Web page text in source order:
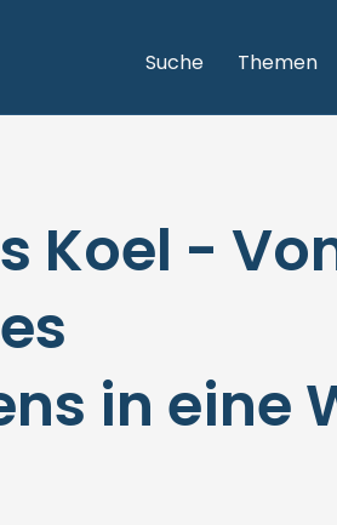
Suche Themen
Koel -
in eine